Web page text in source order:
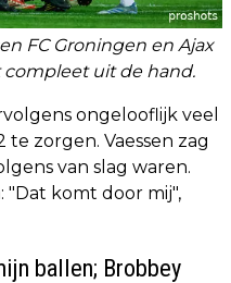
FC Groningen en Ajax
compleet uit de hand.
ongelooflijk veel
zorgen. Vaessen zag
van slag waren.
"Dat komt door mij",
ballen; Brobbey